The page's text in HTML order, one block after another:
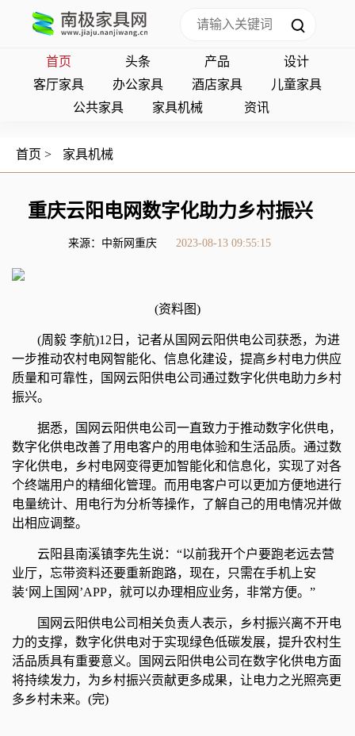
首页 头条 产品
设计
客厅家具
办公家具 酒店家具
儿童家具
公共家具
家具机械 资讯
首页 > 家具机械
重庆云阳电网数字化助力乡村振兴
来源：中新网重庆 2023-08-13 09:55:15
(资料图)
(周毅 李航)12日，记者从国网云阳供电公司获悉，为进
一步推动农村电网智能化、信息化建设，提高乡村电力供应
质量和可靠性，国网云阳供电公司通过数字化供电助力乡村
振兴。
据悉，国网云阳供电公司一直致力于推动数字化供电，
数字化供电改善了用电客户的用电体验和生活品质。通过数
字化供电，乡村电网变得更加智能化和信息化，实现了对各
个终端用户的精细化管理。而用电客户可以更加方便地进行
电量统计、用电行为分析等操作，了解自己的用电情况并做
出相应调整。
云阳县南溪镇李先生说：“以前我开个户要跑老远去营
业厅，忘带资料还要重新跑路，现在，只需在手机上安
装‘网上国网’APP，就可以办理相应业务，非常方便。”
国网云阳供电公司相关负责人表示，乡村振兴离不开电
力的支撑，数字化供电对于实现绿色低碳发展，提升农村生
活品质具有重要意义。国网云阳供电公司在数字化供电方面
将持续发力，为乡村振兴贡献更多成果，让电力之光照亮更
多乡村未来。(完)